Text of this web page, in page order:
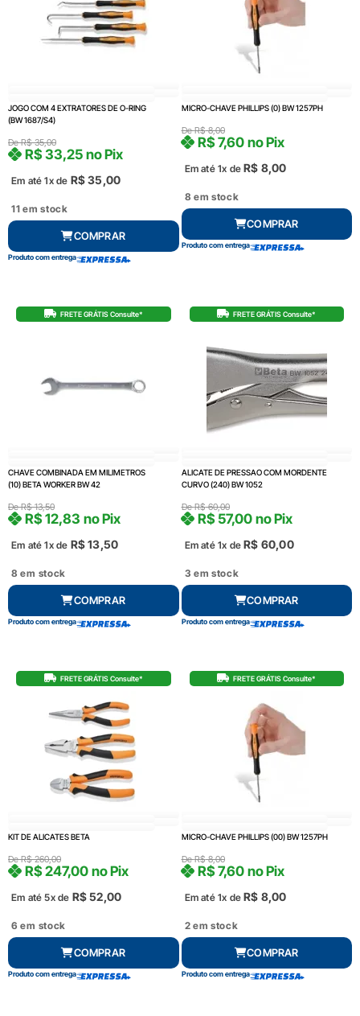
JOGO COM 4 EXTRATORES DE O-RING
(BW 1687/S4)
DeR$35,00
Em até 1x de R$35,00
R$33,25 no Pix
11 em stock
COMPRAR
Produto com entrega
MICRO-CHAVE PHILLIPS (0) BW 1257PH
DeR$8,00
Em até 1x de R$ 8,00
R$7,60 no Pix
8 em stock
COMPRAR
Produto com entrega
FRETE GRÁTIS Consulte*
CHAVE COMBINADA EM MILIMETROS
(10) BETA WORKER BW 42
DeR$13,50
Em até 1x de R$13,50
R$12,83 no Pix
8 em stock
COMPRAR
Produto com entrega
FRETE GRÁTIS Consulte*
ALICATE DE PRESSAO COM MORDENTE
CURVO (240) BW 1052
DeR$60,00
Em até 1x de R$ 60,00
R$ 57,00 no Pix
3 em stock
COMPRAR
Produto com entrega
FRETE GRÁTIS Consulte*
KIT DE ALICATES BETA
DeR$260,00
Em até 5x de R$52,00
R$247,00 no Pix
6 em stock
COMPRAR
Produto com entrega
FRETE GRÁTIS Consulte*
MICRO-CHAVE PHILLIPS (00) BW 1257PH
DeR$8,00
Em até 1x de R$ 8,00
R$7,60 no Pix
2 em stock
COMPRAR
Produto com entrega